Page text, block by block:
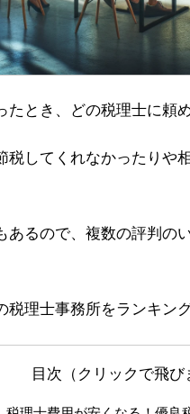
とき、どの税理士に頼
税してくれなかったりや
あるので、複数の評判の
理士事務所をランキン
目次（クリックで飛び